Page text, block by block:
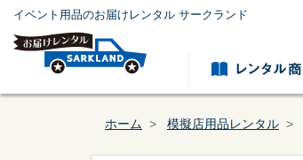
イベント用品のお届けレンタル サークランド
ホーム 模擬店用品レンタル